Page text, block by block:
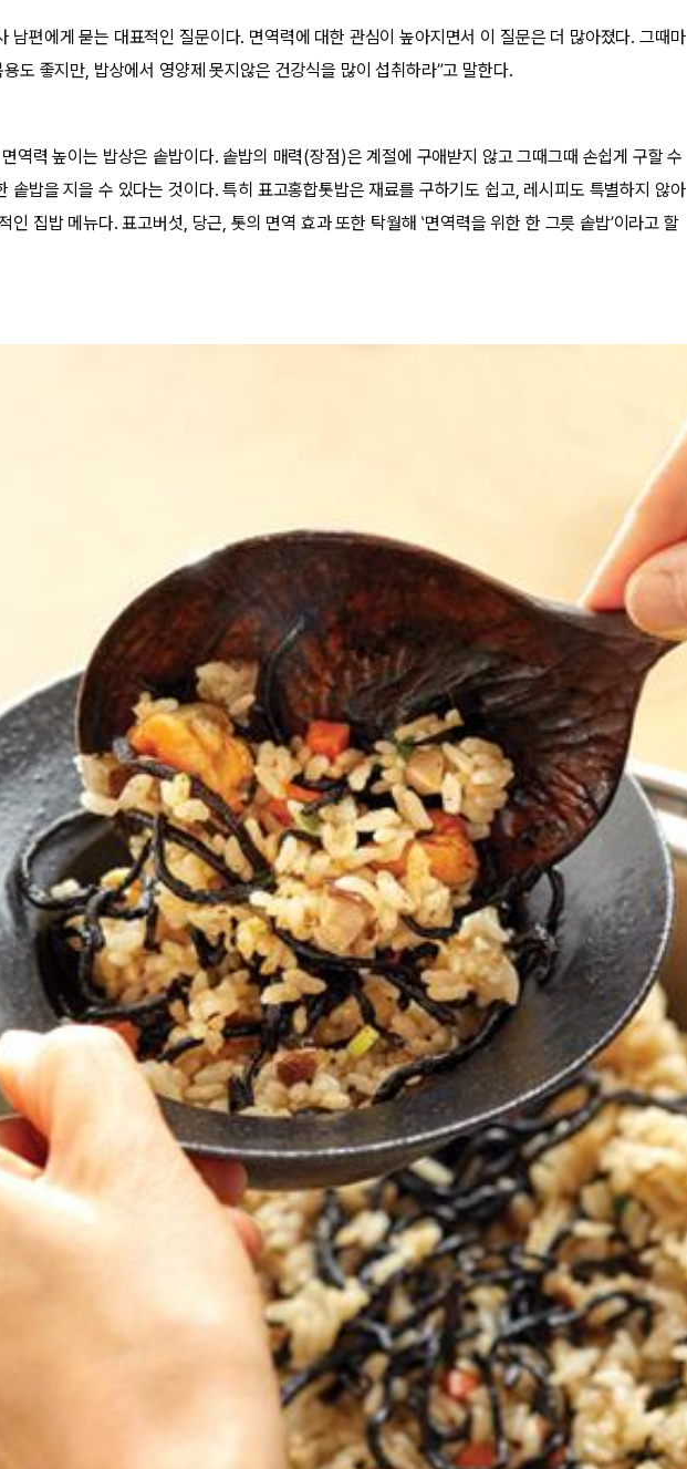
남편에게 묻는 대표적인 질문이다. 면역력에 대한 관심이 높아지면서 이 질문은 더 많아졌다. 그때마
도 좋지만, 밥상에서 영양제 못지않은 건강식을 많이 섭취하라”고 말한다.
역력 높이는 밥상은 솥밥이다. 솥밥의 매력(장점)은 계절에 구애받지 않고 그때그때 손쉽게 구할 수
솥밥을 지을 수 있다는 것이다. 특히 표고홍합톳밥은 재료를 구하기도 쉽고, 레시피도 특별하지 않아
인 집밥 메뉴다. 표고버섯, 당근, 톳의 면역 효과 또한 탁월해 ‛면역력을 위한 한 그릇 솥밥’이라고 할